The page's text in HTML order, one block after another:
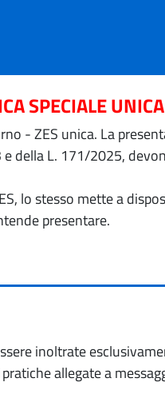
SPECIALE UNICA
- ZES unica. La
della L. 171/2025,
lo stesso mette a
presentare.
inoltrate
allegate a